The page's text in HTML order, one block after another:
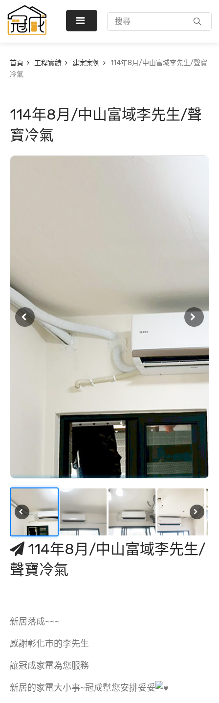
首頁 工程實績 建案案例
114年8月/中山富域李先生/聲寶
冷氣
114年8月/中山富域李先生/聲
寶冷氣
114年8月/中山富域李先生/
聲寶冷氣
新居落成~~~
感謝彰化市的李先生
讓冠成家電為您服務
新居的家電大小事~冠成幫您安排妥妥